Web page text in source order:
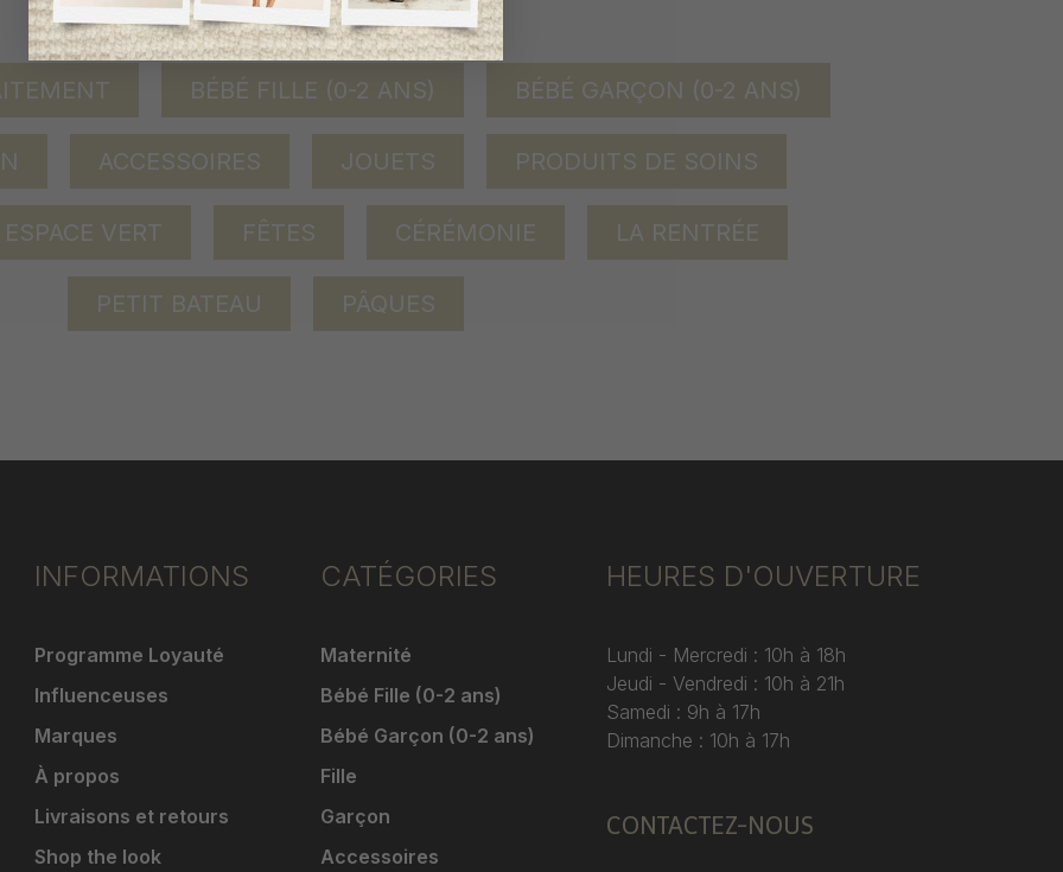
BÉBÉ FILLE (0-2 ANS) BÉBÉ GARÇON (0-2 ANS)
ACCESSOIRES JOUETS PRODUITS DE SOINS
ESPACE VERT FÊTES CÉRÉMONIE LA RENTRÉE
PETIT BATEAU PÂQUES
INFORMATIONS
Programme Loyauté
Influenceuses
Marques
À propos
Livraisons et retours
Shop the look
CATÉGORIES
Maternité
Bébé Fille (0-2 ans)
Bébé Garçon (0-2 ans)
Fille
Garçon
Accessoires
HEURES D'OUVERTURE
Lundi - Mercredi : 10h à 18h
Jeudi - Vendredi : 10h à 21h
Samedi : 9h à 17h
Dimanche : 10h à 17h
CONTACTEZ-NOUS